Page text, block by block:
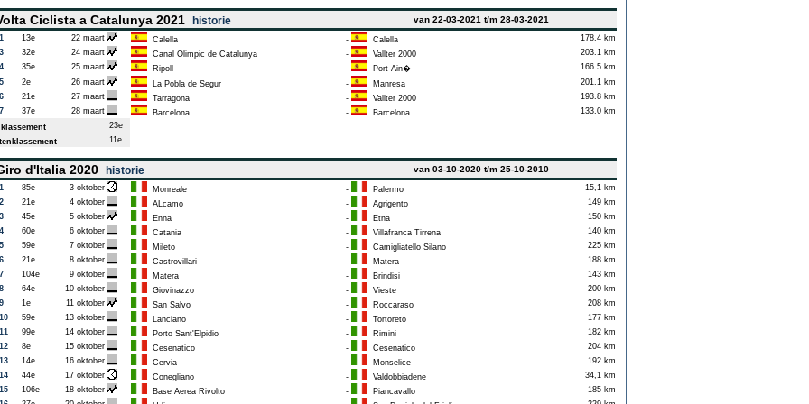
Ciclista a Catalunya 2021 historie van 22-03-2021 t/m 28-03-2021
13e 22 maart Calella - Calella
178.4 km
32e 24 maart Canal Olimpic de Catalunya - Vallter 2000
203.1 km
35e 25 maart Ripoll - Port Ain�
166.5 km
2e 26 maart La Pobla de Segur - Manresa
201.1 km
21e 27 maart Tarragona - Vallter 2000
193.8 km
37e 28 maart Barcelona - Barcelona
133.0 km
23e
11e
d'Italia 2020 historie van 03-10-2020 t/m 25-10-2010
85e 3 oktober Monreale - Palermo
15,1 km
21e 4 oktober ALcamo - Agrigento
149 km
45e 5 oktober Enna - Etna
150 km
60e 6 oktober Catania - Villafranca Tirrena
140 km
59e 7 oktober Mileto - Camigliatello Silano
225 km
21e 8 oktober Castrovillari - Matera
188 km
104e 9 oktober Matera - Brindisi
143 km
64e 10 oktober Giovinazzo - Vieste
200 km
1e 11 oktober San Salvo - Roccaraso
208 km
59e 13 oktober Lanciano - Tortoreto
177 km
99e 14 oktober Porto Sant'Elpidio - Rimini
182 km
8e 15 oktober Cesenatico - Cesenatico
204 km
14e 16 oktober Cervia - Monselice
192 km
44e 17 oktober Conegliano - Valdobbiadene
34,1 km
106e 18 oktober Base Aerea Rivolto - Piancavallo
185 km